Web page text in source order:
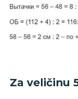
Za veličinu